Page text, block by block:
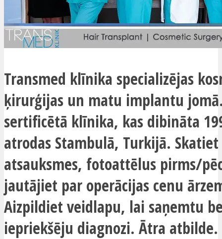
Transmed klīnika specializējas
ķirurģijas un matu implantu
sertificētā klīnika, kas dibināta
atrodas Stambulā, Turkijā.
atsauksmes, fotoattēlus pirms/
jautājiet par operācijas cenu
Aizpildiet veidlapu, lai saņemtu
iepriekšēju diagnozi. Ātra atbilde.